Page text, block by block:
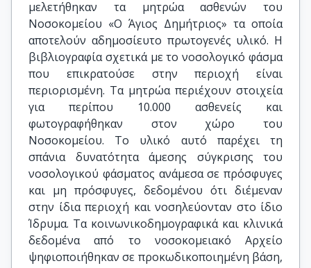
μελετήθηκαν τα μητρώα ασθενών του
Νοσοκομείου «Ο Άγιος Δημήτριος» τα οποία
αποτελούν αδημοσίευτο πρωτογενές υλικό. Η
βιβλιογραφία σχετικά με το νοσολογικό φάσμα
που επικρατούσε στην περιοχή είναι
περιορισμένη. Τα μητρώα περιέχουν στοιχεία
για περίπου 10.000 ασθενείς και
φωτογραφήθηκαν στον χώρο του
Νοσοκομείου. Το υλικό αυτό παρέχει τη
σπάνια δυνατότητα άμεσης σύγκρισης του
νοσολογικού φάσματος ανάμεσα σε πρόσφυγες
και μη πρόσφυγες, δεδομένου ότι διέμεναν
στην ίδια περιοχή και νοσηλεύονταν στο ίδιο
Ίδρυμα. Τα κοινωνικοδημογραφικά και κλινικά
δεδομένα από το νοσοκομειακό Αρχείο
ψηφιοποιήθηκαν σε προκωδικοποιημένη βάση,